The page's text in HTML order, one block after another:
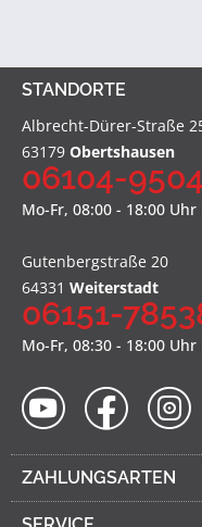
STANDORTE
Albrecht-Dürer-Straße
63179 Obertshausen
06104-
Mo-Fr, 08:00 - 18:00
Gutenbergstraße 20
64331 Weiterstadt
06151-
Mo-Fr, 08:30 - 18:00
ZAHLUNGSARTEN